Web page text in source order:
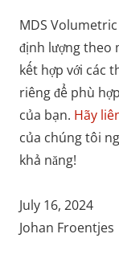
MDS
định lượng theo
kết hợp với các
riêng để phù
của bạn. Hãy
của chúng tôi
khả năng!
July 16, 2024
Johan Froentjes